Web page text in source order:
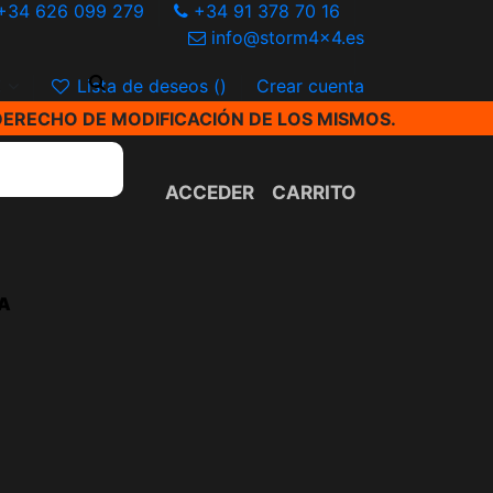
626 099 279
+34 91 378 70 16
info@storm4x4.es
Lista de deseos ()
Crear cuenta
DE MODIFICACIÓN DE LOS MISMOS.
ACCEDER CARRITO